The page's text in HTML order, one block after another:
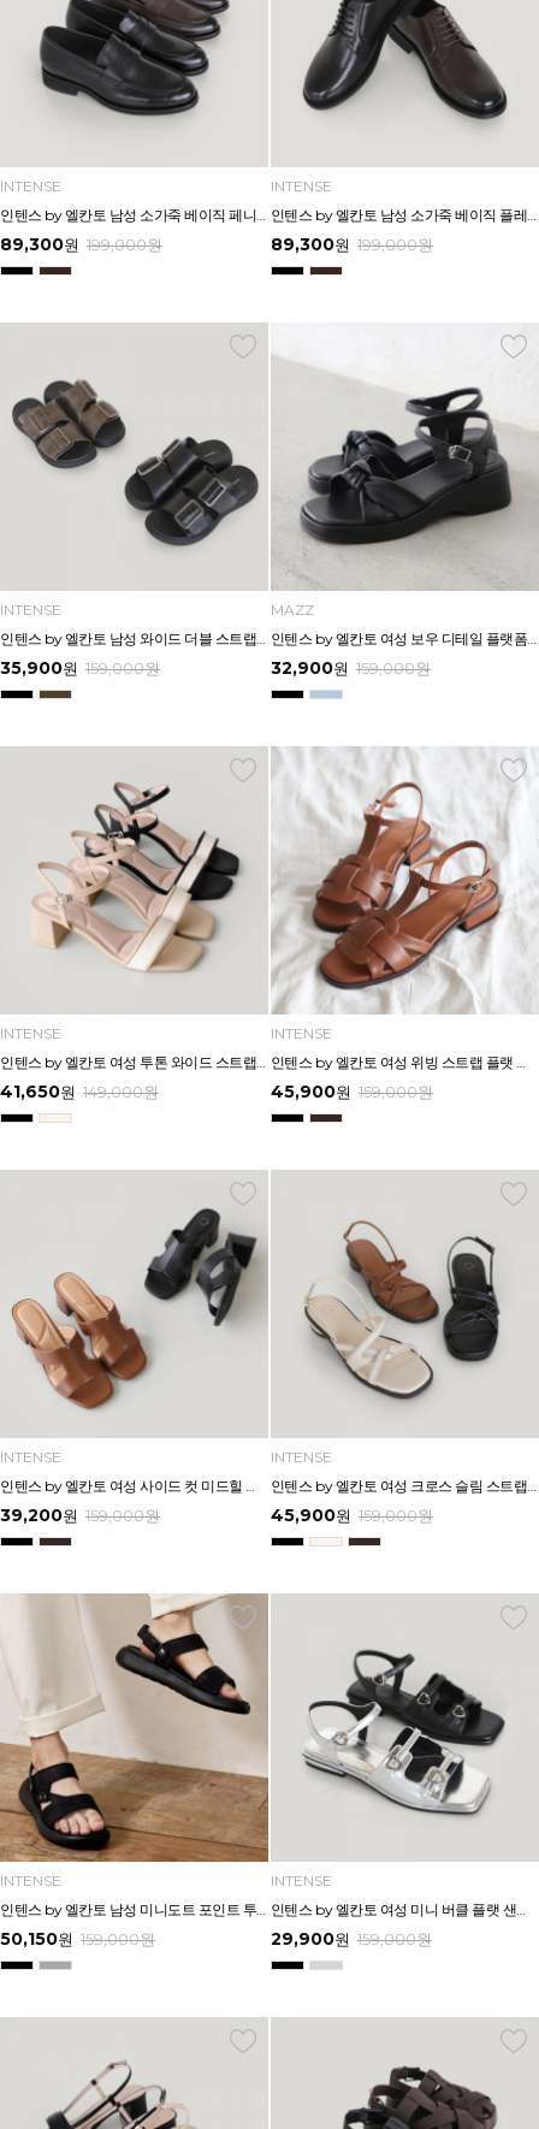
INTENSE
89,300원 199,000원
INTENSE
89,300원 199,000원
INTENSE
35,900원 159,000원
MAZZ
32,900원 159,000원
INTENSE
인텐스 by 엘칸토 여성 투톤 와이드 스트랩 미드힐 샌들 5cm LCWW00I626
41,650원 149,000원
INTENSE
인텐스 by 엘칸토 여성 위빙 스트랩 플랫 샌들 2.5cm LCWW05I626
45,900원 159,000원
INTENSE
인텐스 by 엘칸토 여성 사이드 컷 미드힐 뮬 5cm LCWW03I626
39,200원 159,000원
INTENSE
인텐스 by 엘칸토 여성 크로스 슬림 스트랩 로우 힐 샌들 3cm LCWW06I626
45,900원 159,000원
INTENSE
인텐스 by 엘칸토 남성 미니도트 포인트 투웨이 샌들 3cm LCMW60I626
50,150원 159,000원
INTENSE
인텐스 by 엘칸토 여성 미니 버클 플랫 샌들 1.5cm LCWW04I626
29,900원 159,000원